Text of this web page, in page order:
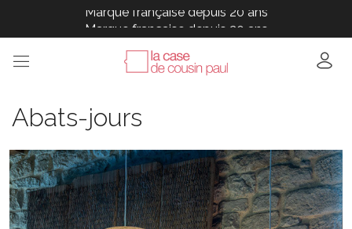
Marque française depuis 20 ans
Marque française depuis 20 ans
Marque française depuis 20 ans
Marque française depuis 20 ans
Abats-jours